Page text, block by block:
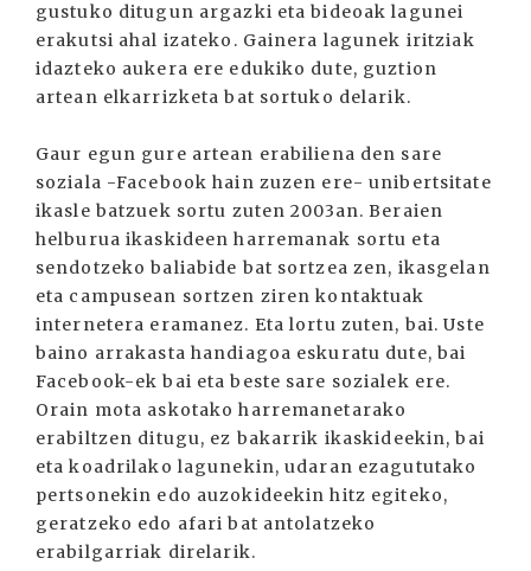
gustuko ditugun argazki eta bideoak lagunei
erakutsi ahal izateko. Gainera lagunek iritziak
idazteko aukera ere edukiko dute, guztion
artean elkarrizketa bat sortuko delarik.
Gaur egun gure artean erabiliena den sare
soziala -Facebook hain zuzen ere- unibertsitate
ikasle batzuek sortu zuten 2003an. Beraien
helburua ikaskideen harremanak sortu eta
sendotzeko baliabide bat sortzea zen, ikasgelan
eta campusean sortzen ziren kontaktuak
internetera eramanez. Eta lortu zuten, bai. Uste
baino arrakasta handiagoa eskuratu dute, bai
Facebook-ek bai eta beste sare sozialek ere.
Orain mota askotako harremanetarako
erabiltzen ditugu, ez bakarrik ikaskideekin, bai
eta koadrilako lagunekin, udaran ezagututako
pertsonekin edo auzokideekin hitz egiteko,
geratzeko edo afari bat antolatzeko
erabilgarriak direlarik.